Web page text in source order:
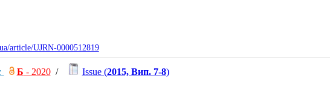
article/UJRN-0000512819
Б - 2020/ Issue (2015, Вип. 7-8)